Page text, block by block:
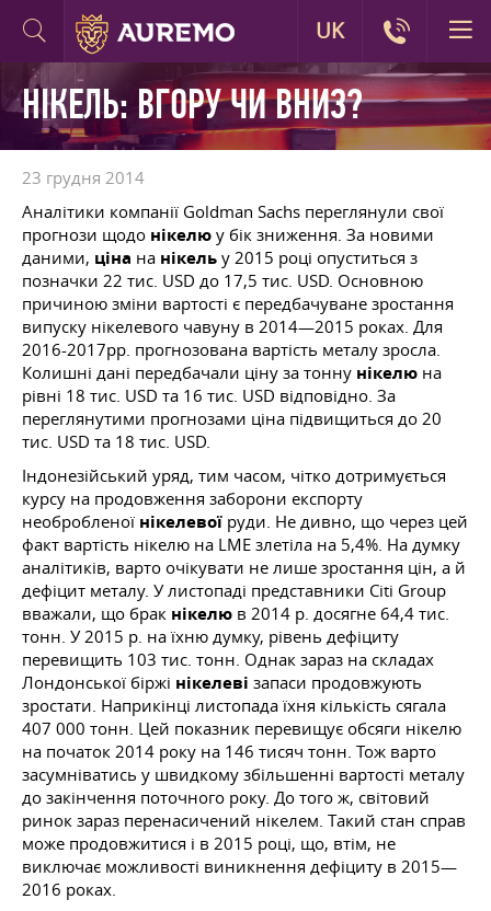
НІКЕЛЬ: ВГОРУ ЧИ ВНИЗ?
23 грудня 2014
Аналітики компанії Goldman Sachs переглянули свої
прогнози щодо нікелю у бік зниження. За новими
даними, ціна на нікель у 2015 році опуститься з
позначки 22 тис. USD до 17,5 тис. USD. Основною
причиною зміни вартості є передбачуване зростання
випуску нікелевого чавуну в 2014—2015 роках. Для
2016-2017рр. прогнозована вартість металу зросла.
Колишні дані передбачали ціну за тонну нікелю на
рівні 18 тис. USD та 16 тис. USD відповідно. За
переглянутими прогнозами ціна підвищиться до 20
тис. USD та 18 тис. USD.
Індонезійський уряд, тим часом, чітко дотримується
курсу на продовження заборони експорту
необробленої нікелевої руди. Не дивно, що через цей
факт вартість нікелю на LME злетіла на 5,4%. На думку
аналітиків, варто очікувати не лише зростання цін, а й
дефіцит металу. У листопаді представники Citi Group
вважали, що брак нікелю в 2014 р. досягне 64,4 тис.
тонн. У 2015 р. на їхню думку, рівень дефіциту
перевищить 103 тис. тонн. Однак зараз на складах
Лондонської біржі нікелеві запаси продовжують
зростати. Наприкінці листопада їхня кількість сягала
407 000 тонн. Цей показник перевищує обсяги нікелю
на початок 2014 року на 146 тисяч тонн. Тож варто
засумніватись у швидкому збільшенні вартості металу
до закінчення поточного року. До того ж, світовий
ринок зараз перенасичений нікелем. Такий стан справ
може продовжитися і в 2015 році, що, втім, не
виключає можливості виникнення дефіциту в 2015—
2016 роках.
UK